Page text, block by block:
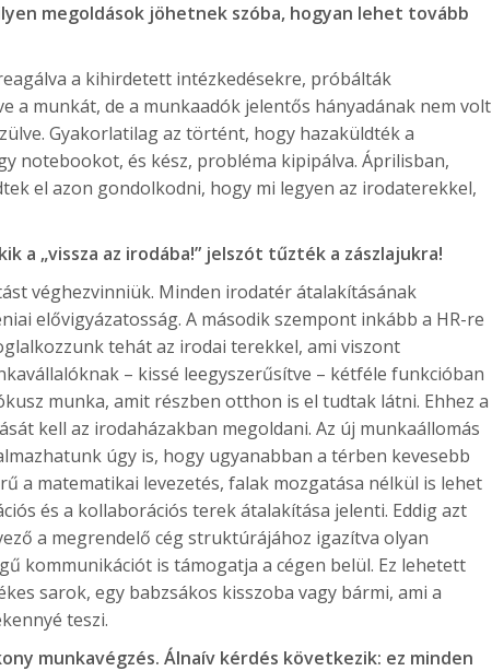
megoldások jöhetnek szóba, hogyan lehet tovább
a kihirdetett intézkedésekre, próbálták
a munkát, de a munkaadók jelentős hányadának nem volt
Gyakorlatilag az történt, hogy hazaküldték a
notebookot, és kész, probléma kipipálva. Áprilisban,
el azon gondolkodni, hogy mi legyen az irodaterekkel,
a „vissza az irodába!” jelszót tűzték a zászlajukra!
véghezvinniük. Minden irodatér átalakításának
elővigyázatosság. A második szempont inkább a HR-re
tehát az irodai terekkel, ami viszont
– kissé leegyszerűsítve – kétféle funkcióban
munka, amit részben otthon is el tudtak látni. Ehhez a
kell az irodaházakban megoldani. Az új munkaállomás
úgy is, hogy ugyanabban a térben kevesebb
a matematikai levezetés, falak mozgatása nélkül is lehet
és a kollaborációs terek átalakítása jelenti. Eddig azt
a megrendelő cég struktúrájához igazítva olyan
kommunikációt is támogatja a cégen belül. Ez lehetett
sarok, egy babzsákos kisszoba vagy bármi, ami a
teszi.
munkavégzés. Álnaív kérdés következik: ez minden